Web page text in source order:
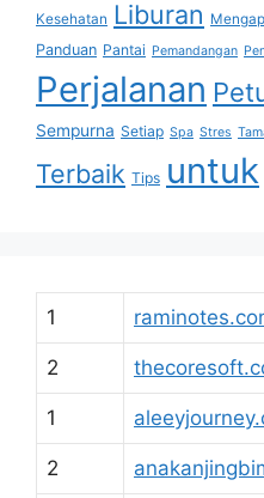
Kesehatan Liburan
Panduan Pantai Pemandangan
Perjalanan
Sempurna Setiap Spa Stres
Terbaik Tips untuk
1
2
1
2